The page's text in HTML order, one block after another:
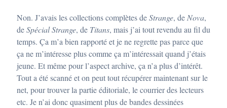
Non. J’avais les collections complètes deStrange, de Nova,
deSpécial Strange, de Titans, mais j’ai tout revendu au fil du
temps. Ça m’a bien rapporté et je ne regrette pas parce que
ça ne m’intéresse plus comme ça m’intéressait quand j’étais
jeune. Et même pour l’aspect archive, ça n’a plus d’intérêt.
Tout a été scanné et on peut tout récupérer maintenant sur le
net, pour trouver la partie éditoriale, le courrier des lecteurs
etc. Je n’ai donc quasiment plus de bandes dessinées